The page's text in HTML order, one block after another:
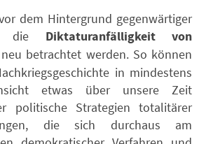
dem Hintergrund gegenwärtiger
die Diktaturanfälligkeit von
neu betrachtet werden. So können
in mindestens
etwas über unsere Zeit
politische Strategien totalitärer
die sich durchaus am